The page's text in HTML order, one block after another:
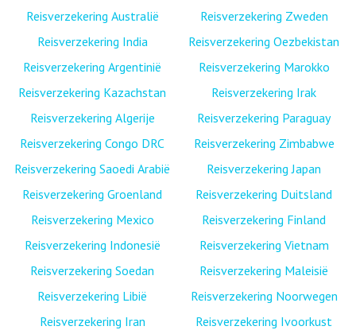
Reisverzekering Australië
Reisverzekering India
Reisverzekering Argentinië
Reisverzekering Kazachstan
Reisverzekering Algerije
Reisverzekering Congo DRC
Reisverzekering Saoedi Arabië
Reisverzekering Groenland
Reisverzekering Mexico
Reisverzekering Indonesië
Reisverzekering Soedan
Reisverzekering Libië
Reisverzekering Iran
Reisverzekering Zweden
Reisverzekering Oezbekistan
Reisverzekering Marokko
Reisverzekering Irak
Reisverzekering Paraguay
Reisverzekering Zimbabwe
Reisverzekering Japan
Reisverzekering Duitsland
Reisverzekering Finland
Reisverzekering Vietnam
Reisverzekering Maleisië
Reisverzekering Noorwegen
Reisverzekering Ivoorkust